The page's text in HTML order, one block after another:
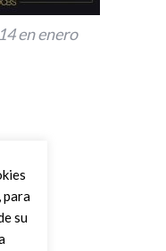
en enero
para
su